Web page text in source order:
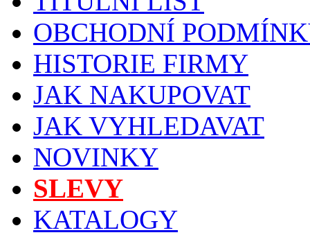
OBCHODNÍ
HISTORIE FIRMY
JAK NAKUPOVAT
JAK VYHLEDAVAT
NOVINKY
SLEVY
KATALOGY